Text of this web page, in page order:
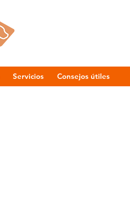
Servicios Consejos útiles